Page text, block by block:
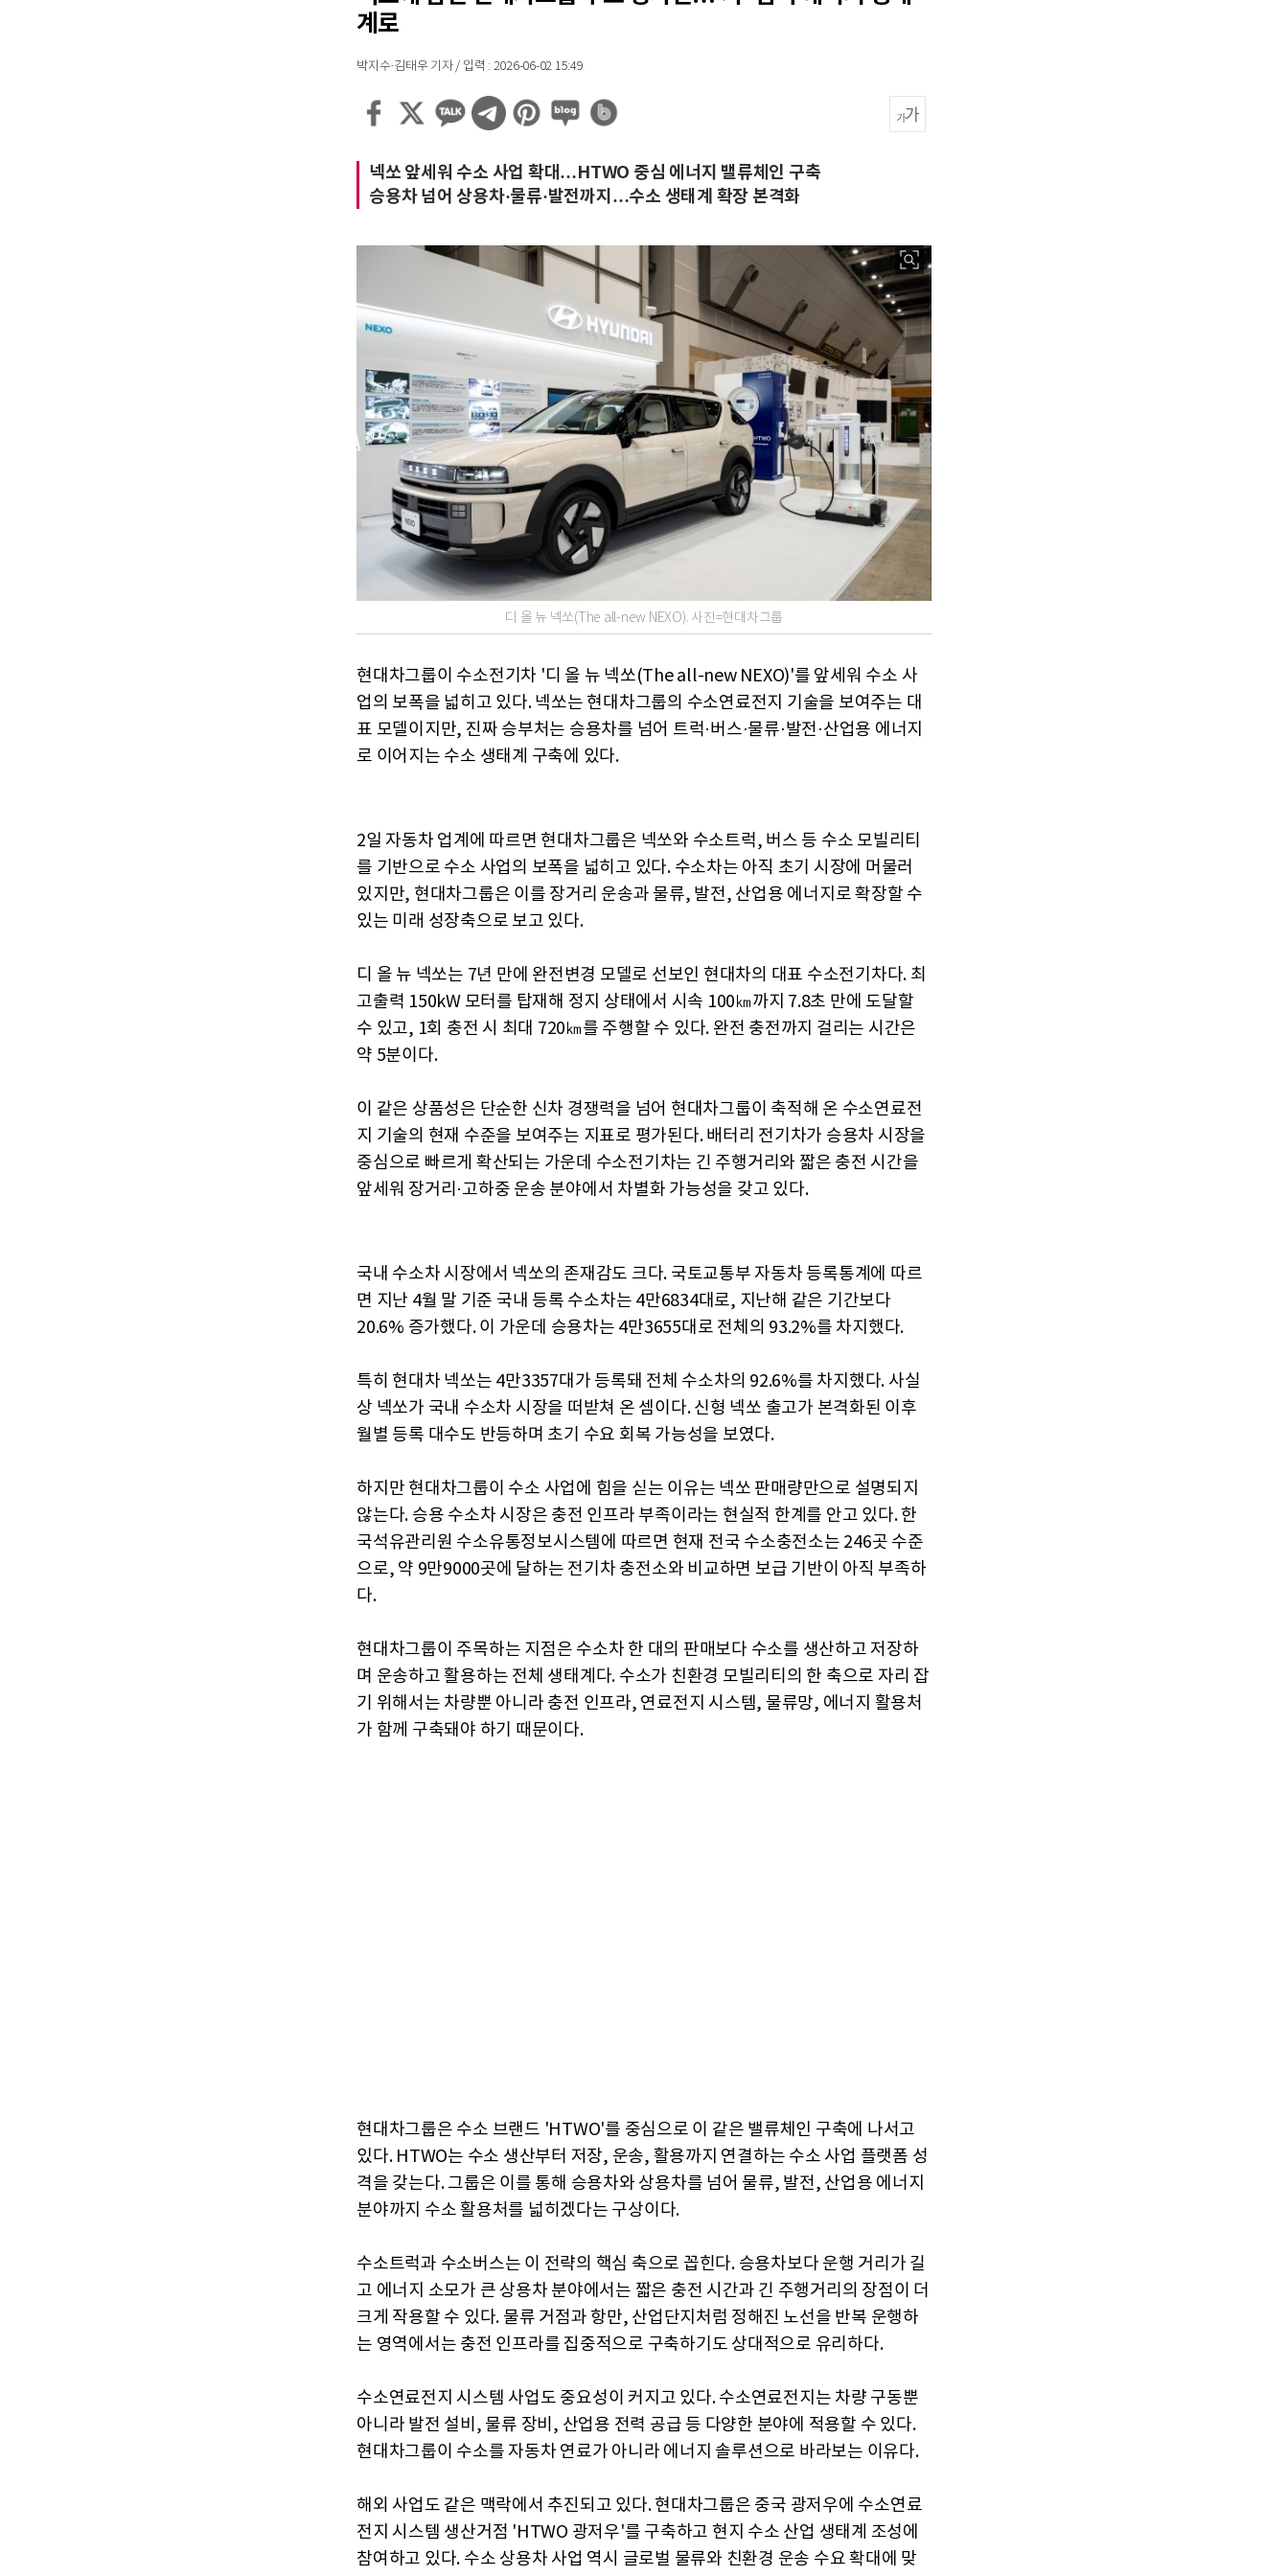
계로
박지수·김태우 기자 / 입력 : 2026-06-02 15:49
넥쏘 앞세워 수소 사업 확대…HTWO 중심 에너지 밸류체인 구축
승용차 넘어 상용차·물류·발전까지…수소 생태계 확장 본격화
디 올 뉴 넥쏘(The all-new NEXO). 사진=현대차그룹
현대차그룹이 수소전기차 '디 올 뉴 넥쏘(The all-new NEXO)'를 앞세워 수소 사
업의 보폭을 넓히고 있다. 넥쏘는 현대차그룹의 수소연료전지 기술을 보여주는 대
표 모델이지만, 진짜 승부처는 승용차를 넘어 트럭·버스·물류·발전·산업용 에너지
로 이어지는 수소 생태계 구축에 있다.
2일 자동차 업계에 따르면 현대차그룹은 넥쏘와 수소트럭, 버스 등 수소 모빌리티
를 기반으로 수소 사업의 보폭을 넓히고 있다. 수소차는 아직 초기 시장에 머물러
있지만, 현대차그룹은 이를 장거리 운송과 물류, 발전, 산업용 에너지로 확장할 수
있는 미래 성장축으로 보고 있다.
디 올 뉴 넥쏘는 7년 만에 완전변경 모델로 선보인 현대차의 대표 수소전기차다. 최
고출력 150kW 모터를 탑재해 정지 상태에서 시속 100㎞까지 7.8초 만에 도달할
수 있고, 1회 충전 시 최대 720㎞를 주행할 수 있다. 완전 충전까지 걸리는 시간은
약 5분이다.
이 같은 상품성은 단순한 신차 경쟁력을 넘어 현대차그룹이 축적해 온 수소연료전
지 기술의 현재 수준을 보여주는 지표로 평가된다. 배터리 전기차가 승용차 시장을
중심으로 빠르게 확산되는 가운데 수소전기차는 긴 주행거리와 짧은 충전 시간을
앞세워 장거리·고하중 운송 분야에서 차별화 가능성을 갖고 있다.
국내 수소차 시장에서 넥쏘의 존재감도 크다. 국토교통부 자동차 등록통계에 따르
면 지난 4월 말 기준 국내 등록 수소차는 4만6834대로, 지난해 같은 기간보다
20.6% 증가했다. 이 가운데 승용차는 4만3655대로 전체의 93.2%를 차지했다.
특히 현대차 넥쏘는 4만3357대가 등록돼 전체 수소차의 92.6%를 차지했다. 사실
상 넥쏘가 국내 수소차 시장을 떠받쳐 온 셈이다. 신형 넥쏘 출고가 본격화된 이후
월별 등록 대수도 반등하며 초기 수요 회복 가능성을 보였다.
하지만 현대차그룹이 수소 사업에 힘을 싣는 이유는 넥쏘 판매량만으로 설명되지
않는다. 승용 수소차 시장은 충전 인프라 부족이라는 현실적 한계를 안고 있다. 한
국석유관리원 수소유통정보시스템에 따르면 현재 전국 수소충전소는 246곳 수준
으로, 약 9만9000곳에 달하는 전기차 충전소와 비교하면 보급 기반이 아직 부족하
다.
현대차그룹이 주목하는 지점은 수소차 한 대의 판매보다 수소를 생산하고 저장하
며 운송하고 활용하는 전체 생태계다. 수소가 친환경 모빌리티의 한 축으로 자리 잡
기 위해서는 차량뿐 아니라 충전 인프라, 연료전지 시스템, 물류망, 에너지 활용처
가 함께 구축돼야 하기 때문이다.
현대차그룹은 수소 브랜드 'HTWO'를 중심으로 이 같은 밸류체인 구축에 나서고
있다. HTWO는 수소 생산부터 저장, 운송, 활용까지 연결하는 수소 사업 플랫폼 성
격을 갖는다. 그룹은 이를 통해 승용차와 상용차를 넘어 물류, 발전, 산업용 에너지
분야까지 수소 활용처를 넓히겠다는 구상이다.
수소트럭과 수소버스는 이 전략의 핵심 축으로 꼽힌다. 승용차보다 운행 거리가 길
고 에너지 소모가 큰 상용차 분야에서는 짧은 충전 시간과 긴 주행거리의 장점이 더
크게 작용할 수 있다. 물류 거점과 항만, 산업단지처럼 정해진 노선을 반복 운행하
는 영역에서는 충전 인프라를 집중적으로 구축하기도 상대적으로 유리하다.
수소연료전지 시스템 사업도 중요성이 커지고 있다. 수소연료전지는 차량 구동뿐
아니라 발전 설비, 물류 장비, 산업용 전력 공급 등 다양한 분야에 적용할 수 있다.
현대차그룹이 수소를 자동차 연료가 아니라 에너지 솔루션으로 바라보는 이유다.
해외 사업도 같은 맥락에서 추진되고 있다. 현대차그룹은 중국 광저우에 수소연료
전지 시스템 생산거점 'HTWO 광저우'를 구축하고 현지 수소 산업 생태계 조성에
참여하고 있다. 수소 상용차 사업 역시 글로벌 물류와 친환경 운송 수요 확대에 맞